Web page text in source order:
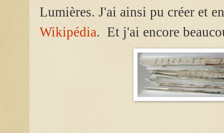
Lumières. J'ai ainsi pu créer et
Wikipédia. Et j'ai encore